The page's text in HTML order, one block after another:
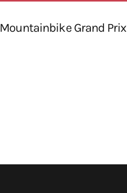
Mountainbike Grand Prix